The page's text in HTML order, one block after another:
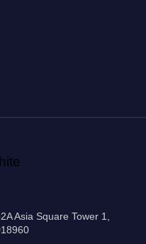
Asia Square Tower 1,